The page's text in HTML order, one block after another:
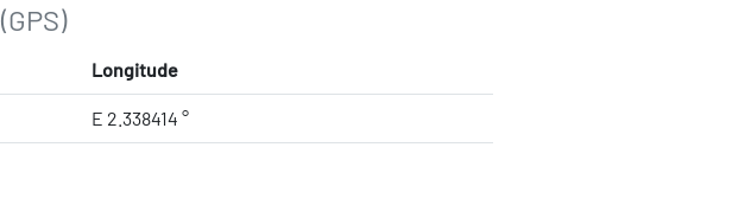
(GPS)
Longitude
E 2.338414 °